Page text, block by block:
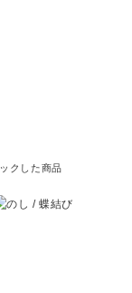
クした商品